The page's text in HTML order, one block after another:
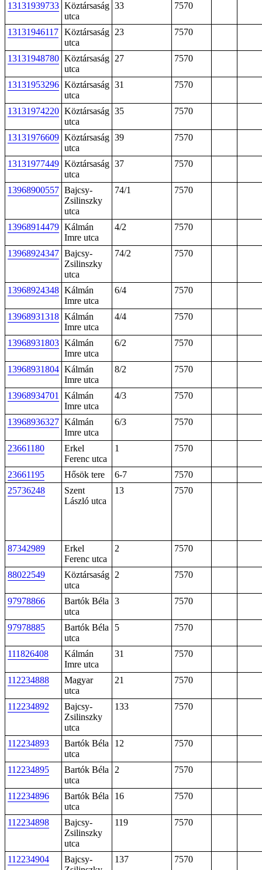
13131939733 Köztársaság
utca
33 7570
13131946117 Köztársaság
utca
23 7570
13131948780 Köztársaság
utca
27 7570
13131953296 Köztársaság
utca
31 7570
13131974220 Köztársaság
utca
35 7570
13131976609 Köztársaság
utca
39 7570
13131977449 Köztársaság
utca
37 7570
13968900557 Bajcsy-
Zsilinszky
utca
74/1 7570
13968914479 Kálmán
Imre utca
4/2 7570
13968924347 Bajcsy-
Zsilinszky
utca
74/2 7570
13968924348 Kálmán
Imre utca
6/4 7570
13968931318 Kálmán
Imre utca
4/4 7570
13968931803 Kálmán
Imre utca
6/2 7570
13968931804 Kálmán
Imre utca
8/2 7570
13968934701
Kálmán
Imre utca
4/3 7570
13968936327 Kálmán
Imre utca
6/3 7570
23661180
Erkel
Ferenc utca
1 7570
23661195 Hősök tere 6-7
7570
25736248
Szent
László utca
13 7570
87342989
Erkel
Ferenc utca
2 7570
88022549
Köztársaság
utca
2 7570
97978866
Bartók Béla
utca
3 7570
97978885
Bartók Béla
utca
5 7570
111826408
Kálmán
Imre utca
31 7570
112234888
Magyar
utca
21 7570
112234892
Bajcsy-
Zsilinszky
utca
133 7570
112234893
Bartók Béla
utca
12 7570
112234895
Bartók Béla
utca
2 7570
112234896
Bartók Béla
utca
16 7570
112234898
Bajcsy-
Zsilinszky
utca
119 7570
112234904
Bajcsy-
137 7570